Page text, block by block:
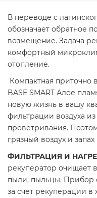
В переводе с
обозначает обратное
возмещение. Задача
комфортный
отопление.
Компактная приточно
BASE SMART Алое
новую жизнь в вашу
фильтрации воздуха
проветривания.
грязный воздух и
ФИЛЬТРАЦИЯ И
рекуператор очищает
пыли, пыльцы. Прибор
за счет рекуперации в